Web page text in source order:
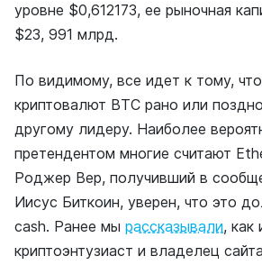
уровне $0,612173, ее рыночная
$23, 991 млрд.
По видимому, все идет к тому,
криптовалют ВТС рано или
другому лидеру. Наиболее
претендентом многие считают
Роджер Вер, получивший в
Иисус Биткоин, уверен, что это
cash. Ранее мы рассказывали, как
криптоэнтузиаст и владелец